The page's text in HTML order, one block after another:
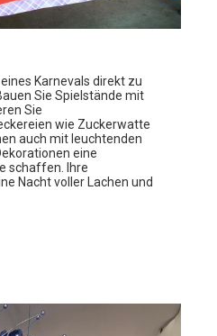
Karnevals direkt zu
Sie Spielstände mit
Sie
wie Zuckerwatte
auch mit leuchtenden
eine
schaffen. Ihre
Nacht voller Lachen und